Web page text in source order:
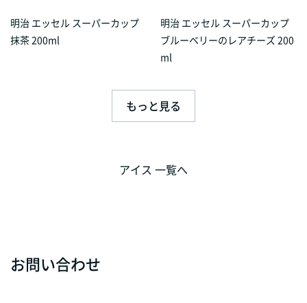
明治 エッセル スーパーカップ
抹茶 200ml
明治 エッセル スーパーカップ
ブルーベリーのレアチーズ 200
ml
もっと見る
アイス 一覧へ
お問い合わせ